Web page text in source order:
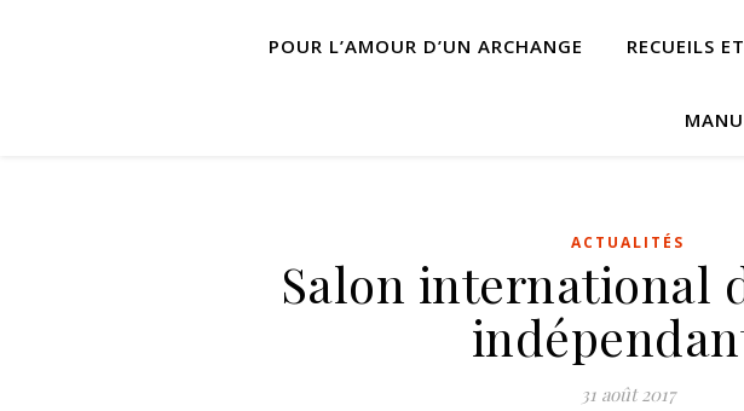
POUR L’AMOUR D’UN ARCHANGE RECUEILS
ACTUALITÉS
Salon international
31 août 2017